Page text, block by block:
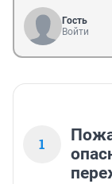
Гость
Войти
1